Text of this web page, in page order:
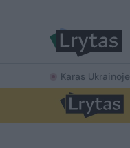
Karas Ukrainoje